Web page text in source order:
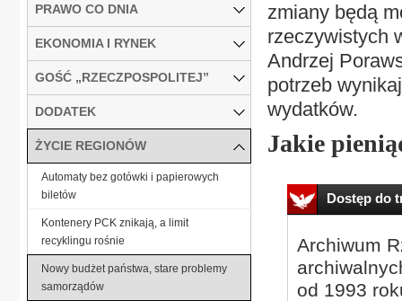
zmiany będą
rzeczywistych
Andrzej
potrzeb
wydatków.
Jakie
Dostęp do
Archiwum
od 1993
PRAWO CO DNIA
EKONOMIA I RYNEK
GOŚĆ „RZECZPOSPOLITEJ”
DODATEK
ŻYCIE REGIONÓW
Automaty bez gotówki i papierowych
biletów
Kontenery PCK znikają, a limit
recyklingu rośnie
Nowy budżet państwa, stare problemy
samorządów